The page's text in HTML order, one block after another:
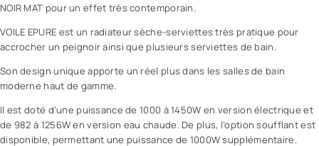
NOIR MAT pour un effet très contemporain.
VOILE EPURE est un radiateur sèche-serviettes très pratique pour
accrocher un peignoir ainsi que plusieurs serviettes de bain.
Son design unique apporte un réel plus dans les salles de bain
moderne haut de gamme.
Il est doté d’une puissance de 1000 à 1450W en version électrique et
de 982 à 1256W en version eau chaude. De plus, l’option soufflant est
disponible, permettant une puissance de 1000W supplémentaire.